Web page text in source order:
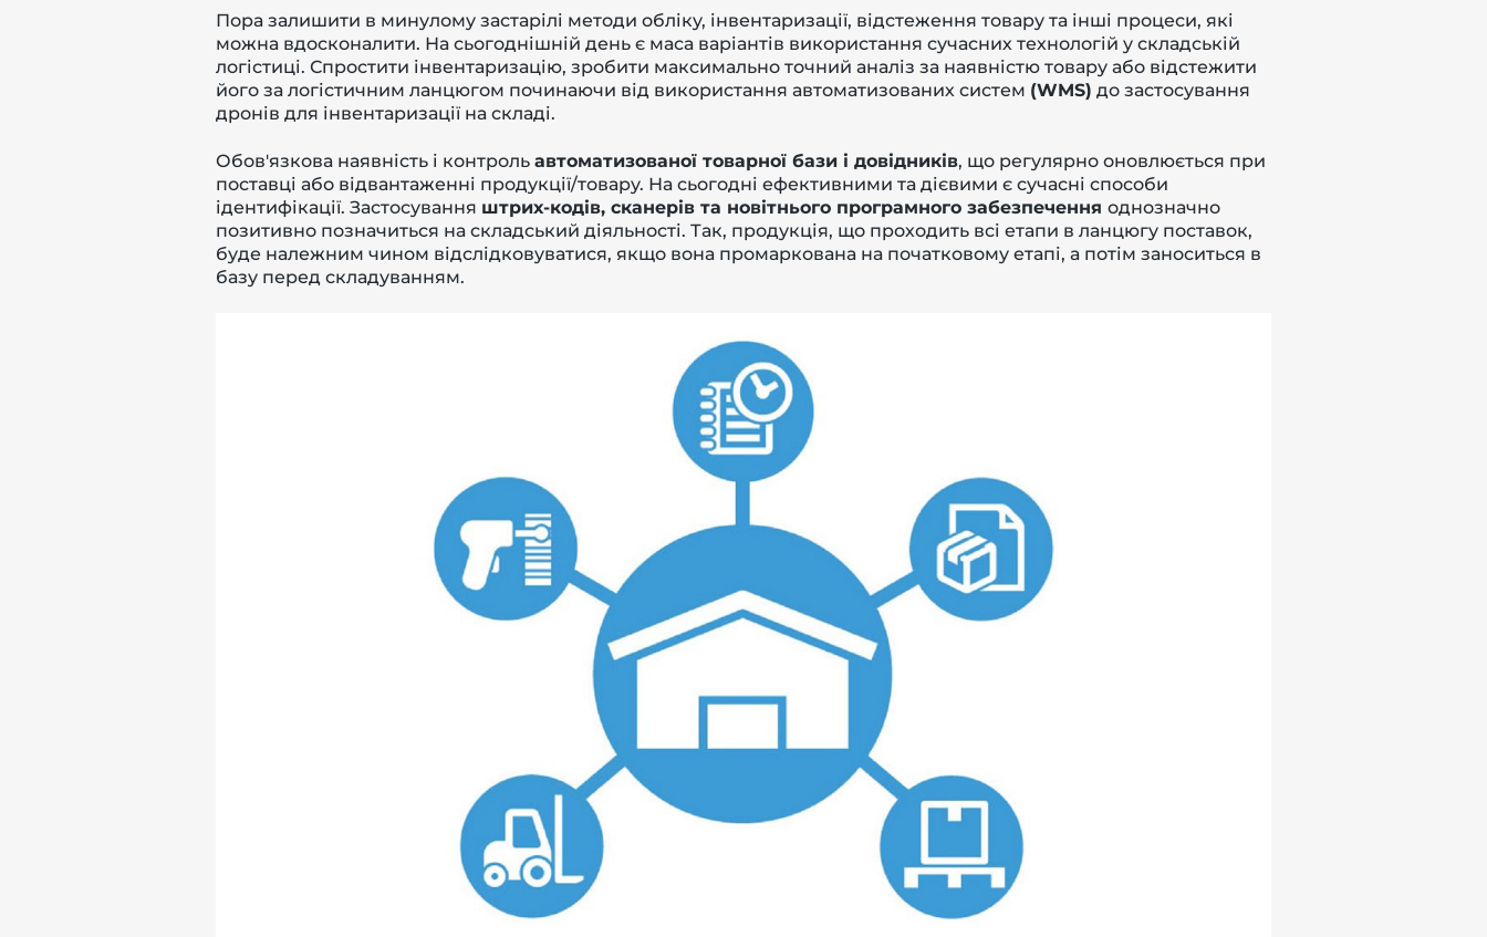
Пора залишити в минулому застарілі методи обліку, інвентаризації, відстеження товару та інші процеси, які
можна вдосконалити. На сьогоднішній день є маса варіантів використання сучасних технологій у складській
логістиці. Спростити інвентаризацію, зробити максимально точний аналіз за наявністю товару або відстежити
його за логістичним ланцюгом починаючи від використання автоматизованих систем (WMS) до застосування
дронів для інвентаризації на складі.
Обов'язкова наявність і контроль автоматизованої товарної бази і довідників, що регулярно оновлюється при
поставці або відвантаженні продукції/товару. На сьогодні ефективними та дієвими є сучасні способи
ідентифікації. Застосування штрих-кодів, сканерів та новітнього програмного забезпечення однозначно
позитивно позначиться на складський діяльності. Так, продукція, що проходить всі етапи в ланцюгу поставок,
буде належним чином відслідковуватися, якщо вона промаркована на початковому етапі, а потім заноситься в
базу перед складуванням.